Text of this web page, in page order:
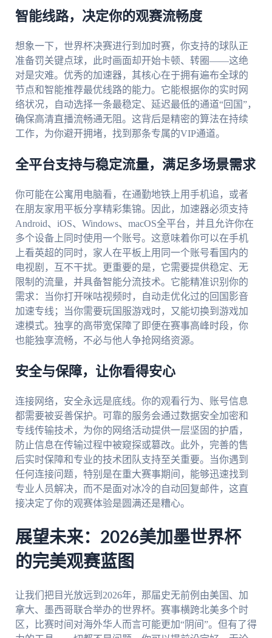
智能线路，决定你的观赛流畅度
想象一下，世界杯决赛进行到加时赛，你支持的球队正
准备罚关键点球，此时画面却开始卡顿、转圈——这绝
对是灾难。优秀的加速器，其核心在于拥有遍布全球的
节点和智能推荐最优线路的能力。它能根据你的实时网
络状况，自动选择一条最稳定、延迟最低的通道“回国”，
确保高清直播流畅通无阻。这背后是精密的算法在持续
工作，为你避开拥堵，找到那条专属的VIP通道。
全平台支持与稳定流量，满足多场景需求
你可能在公寓用电脑看，在通勤地铁上用手机追，或者
在朋友家用平板分享精彩集锦。因此，加速器必须支持
Android、iOS、Windows、macOS全平台，并且允许你在
多个设备上同时使用一个账号。这意味着你可以在手机
上看英超的同时，家人在平板上用同一个账号看国内的
电视剧，互不干扰。更重要的是，它需要提供稳定、无
限制的流量，并具备智能分流技术。它能精准识别你的
需求：当你打开咪咕视频时，自动走优化过的回国影音
加速专线；当你需要玩国服游戏时，又能切换到游戏加
速模式。独享的高带宽保障了即便在赛事高峰时段，你
也能独享流畅，不必与他人争抢网络资源。
安全与保障，让你看得安心
连接网络，安全永远是底线。你的观看行为、账号信息
都需要被妥善保护。可靠的服务会通过数据安全加密和
专线传输技术，为你的网络活动提供一层坚固的护盾，
防止信息在传输过程中被窥探或篡改。此外，完善的售
后实时保障和专业的技术团队支持至关重要。当你遇到
任何连接问题，特别是在重大赛事期间，能够迅速找到
专业人员解决，而不是面对冰冷的自动回复邮件，这直
接决定了你的观赛体验是圆满还是糟心。
展望未来：2026美加墨世界杯
的完美观赛蓝图
让我们把目光放远到2026年，那届史无前例由美国、加
拿大、墨西哥联合举办的世界杯。赛事横跨北美多个时
区，比赛时间对海外华人而言可能更加“阴间”。但有了得